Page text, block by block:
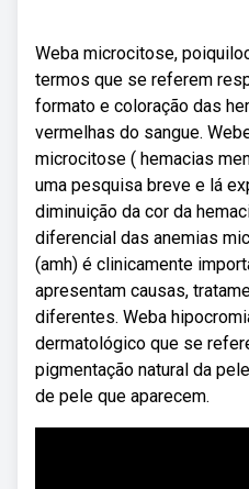
Weba microcitose,
termos que se referem
formato e coloração das
vermelhas do sangue.
microcitose ( hemacias
uma pesquisa breve e lá
diminuição da cor da
diferencial das anemias
(amh) é clinicamente
apresentam causas,
diferentes. Weba
dermatológico que se
pigmentação natural da
de pele que aparecem.